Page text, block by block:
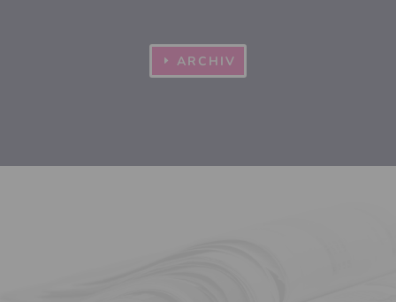
ARCHIV